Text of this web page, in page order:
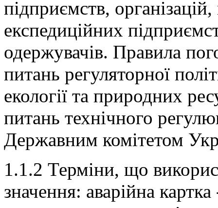
наземной перевозки (доставки) грузов. Связывающим их
порты. Также порты являются внешней таможенной
портах происходит целый ряд сложных технологических
процессов и формальностей. Прохождение данных операций и
внутрипортовое экспедирование.
підприємств,
експедиційних
одержувачів. Правила
питань регуляторної
екології та природних
питань технічного
Державним комітетом
1.1.2 Терміни, що
значення: аварійна